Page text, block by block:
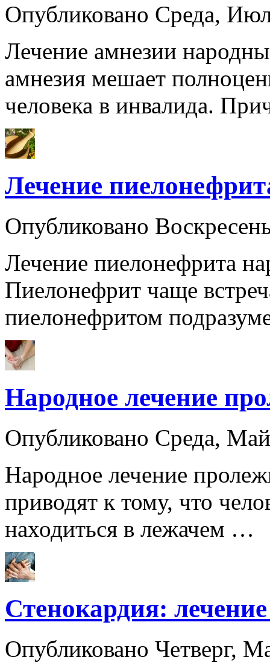
Опубликовано Среда,
Лечение амнезии
амнезия мешает
человека в инвалида.
Лечение
Опубликовано
Лечение пиелонефрита
Пиелонефрит чаще
пиелонефритом
Народное лечение
Опубликовано Среда,
Народное лечение
приводят к тому, что
находиться в лежачем …
Стенокардия:
Опубликовано Четверг,